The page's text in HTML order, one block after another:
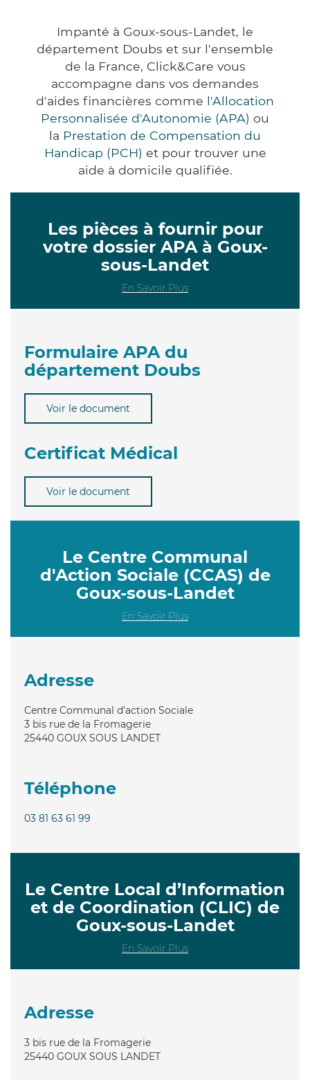
Impanté à Goux-sous-Landet, le
département Doubs et sur l'ensemble
de la France, Click&Care vous
accompagne dans vos demandes
d'aides financières comme l'Allocation
Personnalisée d'Autonomie (APA) ou
la Prestation de Compensation du
Handicap (PCH) et pour trouver une
aide à domicile qualifiée.
Les pièces à fournir pour
votre dossier APA à Goux-
sous-Landet
En Savoir Plus
Formulaire APA du
département Doubs
Voir le document
Certificat Médical
Voir le document
Le Centre Communal
d'Action Sociale (CCAS) de
Goux-sous-Landet
En Savoir Plus
Adresse
Centre Communal d'action Sociale
3 bis rue de la Fromagerie
25440 GOUX SOUS LANDET
Téléphone
03 81 63 61 99
Le Centre Local d’Information
et de Coordination (CLIC) de
Goux-sous-Landet
En Savoir Plus
Adresse
3 bis rue de la Fromagerie
25440 GOUX SOUS LANDET